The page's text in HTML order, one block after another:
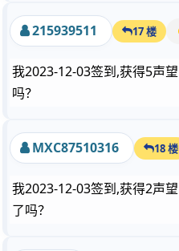
215939511 17 楼
我2023-12-03签到,获得5声
吗？
MXC87510316 18 楼
我2023-12-03签到,获得2声
了吗？